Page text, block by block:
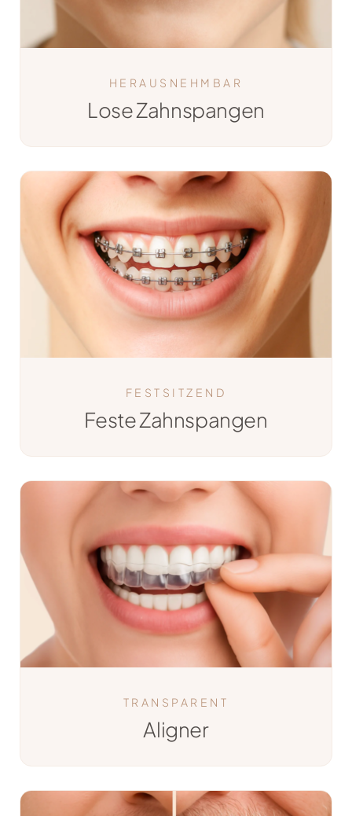
HERAUSNEHMBAR
Lose Zahnspangen
FESTSITZEND
Feste Zahnspangen
TRANSPARENT
Aligner